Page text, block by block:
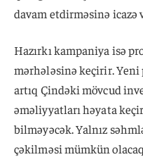
davam etdirməsinə
Hazırkı kampaniya isə
mərhələsinə keçirir. Yeni
artıq Çindəki mövcud
əməliyyatları həyata
bilməyəcək. Yalnız
çəkilməsi mümkün